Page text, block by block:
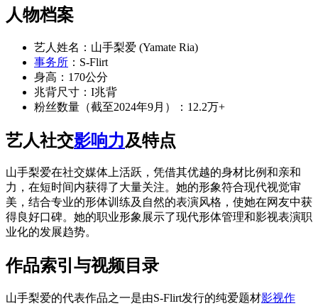
人物档案
艺人姓名：山手梨爱 (Yamate Ria)
事务所 ：S-Flirt
身高：170公分
兆背尺寸：I兆背
粉丝数量（截至2024年9月）：12.2万+
艺人社交影响力及特点
山手梨爱在社交媒体上活跃，凭借其优越的身材比例和亲和
力，在短时间内获得了大量关注。她的形象符合现代视觉审
美，结合专业的形体训练及自然的表演风格，使她在网友中获
得良好口碑。她的职业形象展示了现代形体管理和影视表演职
业化的发展趋势。
作品索引与视频目录
山手梨爱的代表作品之一是由S-Flirt发行的纯爱题材影视作